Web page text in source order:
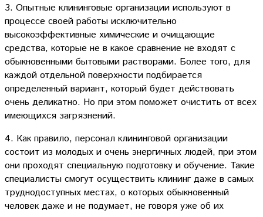
3. Опытные клининговые организации используют в
процессе своей работы исключительно
высокоэффективные химические и очищающие
средства, которые не в какое сравнение не входят с
обыкновенными бытовыми растворами. Более того, для
каждой отдельной поверхности подбирается
определенный вариант, который будет действовать
очень деликатно. Но при этом поможет очистить от всех
имеющихся загрязнений.
4. Как правило, персонал клининговой организации
состоит из молодых и очень энергичных людей, при этом
они проходят специальную подготовку и обучение. Такие
специалисты смогут осуществить клининг даже в самых
труднодоступных местах, о которых обыкновенный
человек даже и не подумает, не говоря уже об их